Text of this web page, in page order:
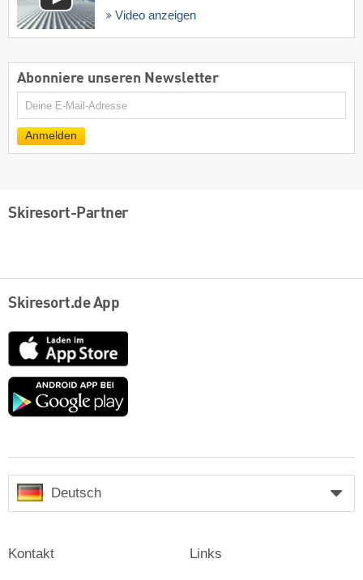
Video anzeigen
Abonniere unseren Newsletter
E-
Mail
Anmelden
Skiresort-Partner
Skiresort.de App
App
Store
Google
Deutsch
Kontakt Links